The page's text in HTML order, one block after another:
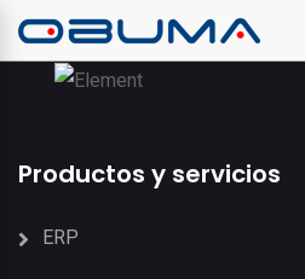
Productos y servicios
ERP